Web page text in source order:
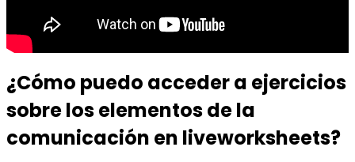
¿Cómo puedo acceder a ejercicios
sobre los elementos de la
comunicación en liveworksheets?